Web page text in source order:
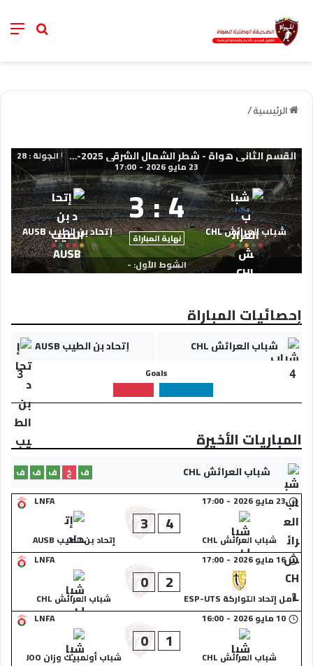
خانة
الرئيسية /
القسم الثاني هواة - شطر الشمال الشرقي 2025-2026 | الجولة : 28
23 مايو 2026 -
17:00
شباب العرائش CHL 4
:
3
نهاية المباراة إتحاد بن الطيب AUSB
الشوط الأول: -
إحصائيات المباراة
شباب العرائش CHL إتحاد بن الطيب AUSB
4
Goals
3
المباريات الأخيرة
شباب العرائش CHL ف خ ف ف ف
LNFA
23 مايو 2026 -
17:00
شباب العرائش CHL
4
3
إتحاد بن الطيب AUSB
LNFA
16 مايو 2026 -
17:00
أمل إتحاد التواركة ESP-UTS
2
0
شباب العرائش CHL
LNFA
10 مايو 2026 -
16:00
شباب العرائش CHL
1
0
شباب أولمبيك وزان JOO